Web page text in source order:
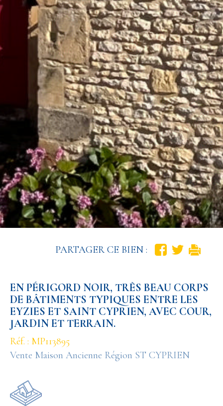
PARTAGER CE BIEN :
EN PÉRIGORD NOIR, TRÈS BEAU CORPS
DE BÂTIMENTS TYPIQUES ENTRE LES
EYZIES ET SAINT CYPRIEN, AVEC COUR,
JARDIN ET TERRAIN.
Réf. : MP113895
Vente Maison Ancienne Région ST CYPRIEN